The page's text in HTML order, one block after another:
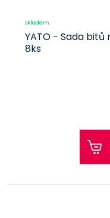
skladem
YATO - Sada bitů
8ks